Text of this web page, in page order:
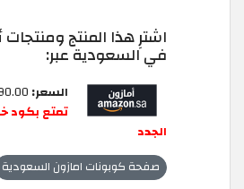
اشترِ هذا المنتج
في السعودية عبر:
السعر:
الجدد
صفحة كوبونات امازون السعودية